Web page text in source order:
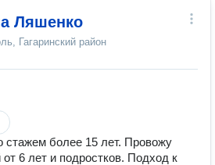
Ляшенко
Гагаринский район
стажем более 15 лет. Провожу
6 лет и подростков. Подход к